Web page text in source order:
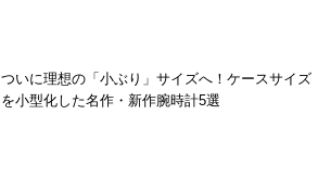
ついに理想の「小ぶり」サイズへ！ケースサイズ
を小型化した名作・新作腕時計5選